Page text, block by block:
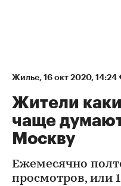
Жилье⁠, 16 окт 2020, 14:24
Жители
чаще
Москву
Ежемесячно
просмотров, или